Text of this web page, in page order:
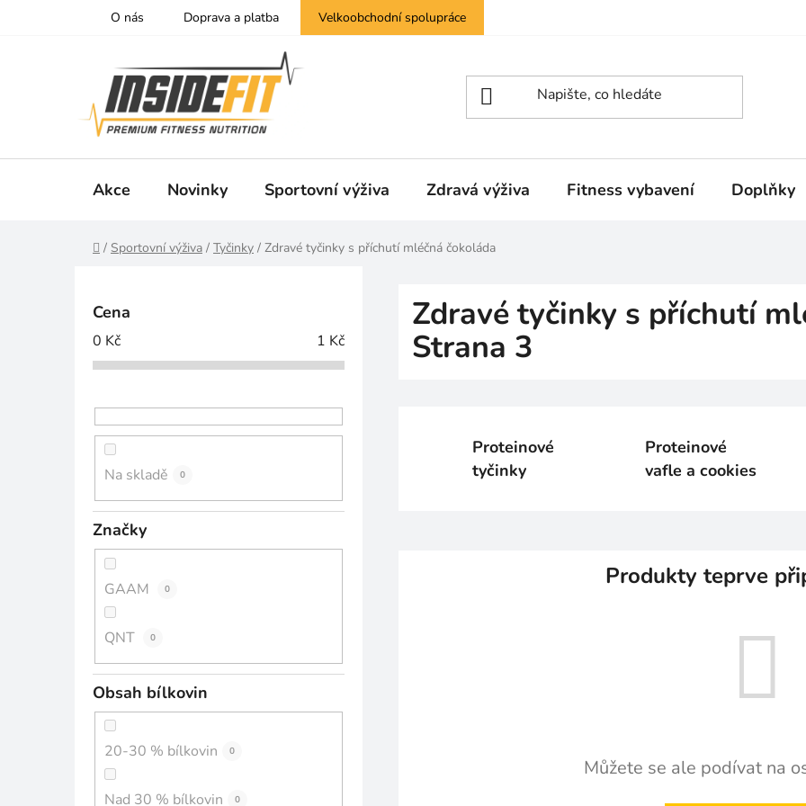
O nás Doprava a platba Velkoobchodní spolupráce
Akce Novinky Sportovní výživa Zdravá výživa Fitness vybavení Doplňky
Domů
/ Sportovní výživa / Tyčinky / Zdravé tyčinky s příchutí mléčná čokoláda
Cena
0 Kč 1 Kč
Na skladě 0
Značky
GAAM 0
QNT 0
Obsah bílkovin
20-30 % bílkovin 0
Nad 30 % bílkovin 0
Zdravé tyčinky s příchutí
Strana 3
Proteinové
tyčinky
Proteinové
vafle a cookies
Produkty teprve
Můžete se ale podívat na